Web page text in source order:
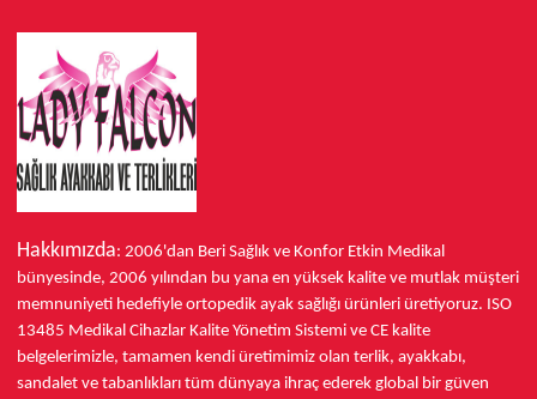
Hakkımızda: 2006'dan Beri Sağlık ve Konfor Etkin Medikal
bünyesinde, 2006 yılından bu yana en yüksek kalite ve mutlak müşteri
memnuniyeti hedefiyle ortopedik ayak sağlığı ürünleri üretiyoruz. ISO
13485 Medikal Cihazlar Kalite Yönetim Sistemi ve CE kalite
belgelerimizle, tamamen kendi üretimimiz olan terlik, ayakkabı,
sandalet ve tabanlıkları tüm dünyaya ihraç ederek global bir güven